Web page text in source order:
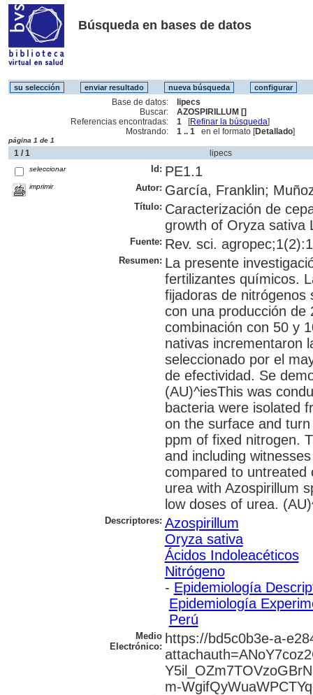
Búsqueda en bases de datos
Base de datos:
lipecs
Buscar:
AZOSPIRILLUM []
Referencias encontradas:
1 [Refinar la búsqueda]
Mostrando:
1 .. 1 en el formato [Detallado]
página 1 de 1
1 / 1 lipecs
seleccionar
imprimir
Id: PE1.1
Autor: García, Franklin;
Título: Caracterización de
growth of Oryza sativa
Fuente: Rev. sci.
Resumen: La presente
fertilizantes químicos.
fijadoras de nitrógenos
con una producción de
combinación con 50 y
nativas incrementaron
seleccionado por el
de efectividad. Se
(AU)^iesThis was
bacteria were isolated
on the surface and
ppm of fixed nitrogen.
and including
compared to untreated
urea with Azospirillum
low doses of urea.
Descriptores: Azospirillum
Oryza sativa
Ácidos Indoleacéticos
Nitrógeno
- Epidemiología
Epidemiología
Perú
Medio
Electrónico:
https://bd5c0b3e-a-
m-